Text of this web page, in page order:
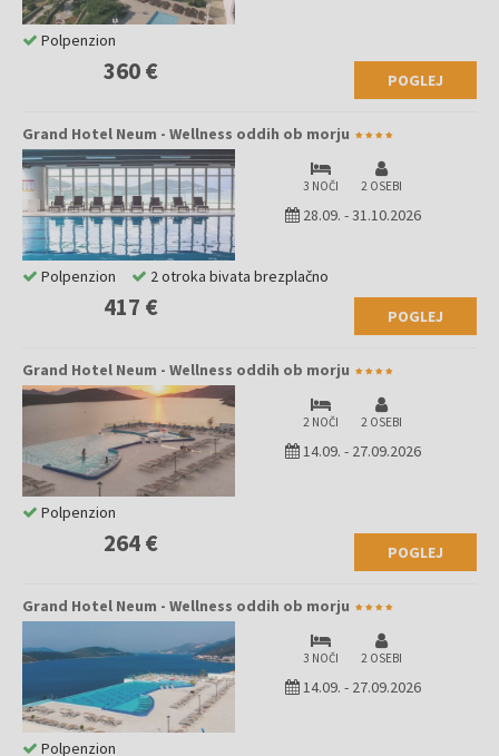
360 € POGLEJ
Polpenzion
Grand Hotel Neum - Wellness oddih ob morju
3 NOČI 2 OSEBI
28.09. -31.10.2026
417 € POGLEJ
Polpenzion 2 otroka bivata brezplačno
Grand Hotel Neum - Wellness oddih ob morju
2 NOČI 2 OSEBI
14.09. - 27.09.2026
264 € POGLEJ
Polpenzion
Grand Hotel Neum - Wellness oddih ob morju
3 NOČI 2 OSEBI
14.09. - 27.09.2026
Polpenzion